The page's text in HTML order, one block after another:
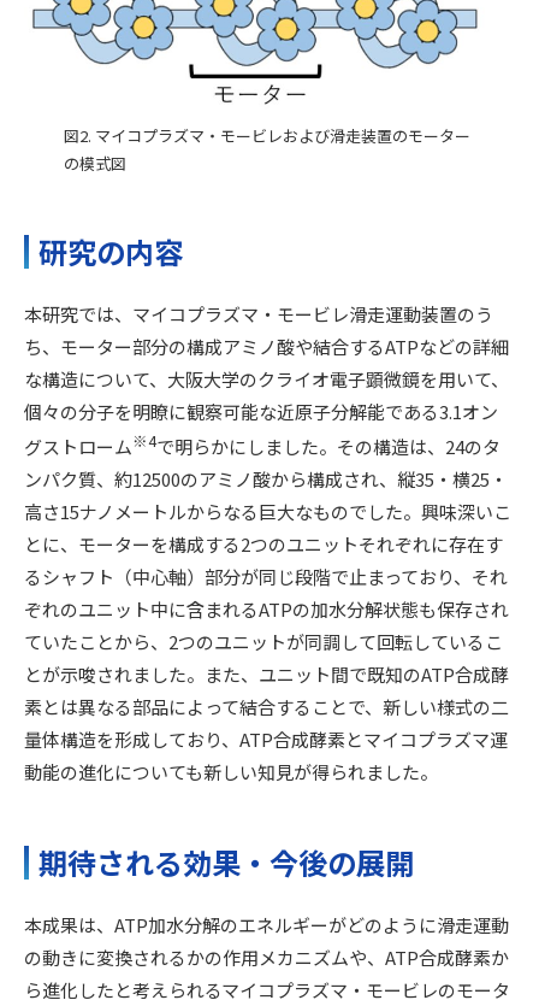
図2. マイコプラズマ・モービレおよび滑走装置のモーター
の模式図
研究の内容
本研究では、マイコプラズマ・モービレ滑走運動装置のう
ち、モーター部分の構成アミノ酸や結合するATPなどの詳細
な構造について、大阪大学のクライオ電子顕微鏡を用いて、
個々の分子を明瞭に観察可能な近原子分解能である3.1オン
グストローム※4で明らかにしました。その構造は、24のタ
ンパク質、約12500のアミノ酸から構成され、縦35・横25・
高さ15ナノメートルからなる巨大なものでした。興味深いこ
とに、モーターを構成する2つのユニットそれぞれに存在す
るシャフト（中心軸）部分が同じ段階で止まっており、それ
ぞれのユニット中に含まれるATPの加水分解状態も保存され
ていたことから、2つのユニットが同調して回転しているこ
とが示唆されました。また、ユニット間で既知のATP合成酵
素とは異なる部品によって結合することで、新しい様式の二
量体構造を形成しており、ATP合成酵素とマイコプラズマ運
動能の進化についても新しい知見が得られました。
期待される効果・今後の展開
本成果は、ATP加水分解のエネルギーがどのように滑走運動
の動きに変換されるかの作用メカニズムや、ATP合成酵素か
ら進化したと考えられるマイコプラズマ・モービレのモータ